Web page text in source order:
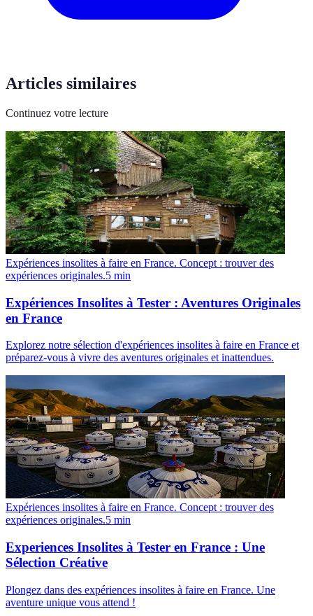
Articles similaires
Continuez votre lecture
Expériences insolites à faire en France. Concept : trouver des
expériences originales.5 min
Expériences Insolites à Tester : Aventures Originales
en France
Explorez notre sélection d'expériences insolites à faire en France et
préparez-vous à vivre des aventures originales et inattendues.
Expériences insolites à faire en France. Concept : trouver des
expériences originales.5 min
Experiences Insolites à Tester en France : Une
Sélection Créative
Plongez dans des expériences insolites à faire en France. Une
aventure unique vous attend !